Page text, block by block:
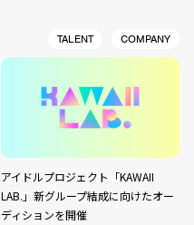
TALENT COMPANY
アイドルプロジェクト「KAWAII
LAB.」新グループ結成に向けたオー
ディションを開催